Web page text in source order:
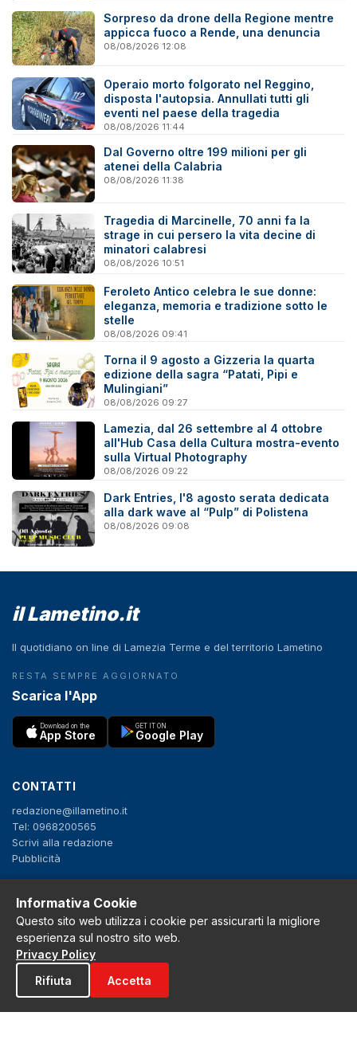
Sorpreso da drone della Regione mentre
appicca fuoco a Rende, una denuncia
08/08/2026 12:08
Operaio morto folgorato nel Reggino,
disposta l'autopsia. Annullati tutti gli
eventi nel paese della tragedia
08/08/2026 11:44
Dal Governo oltre 199 milioni per gli
atenei della Calabria
08/08/2026 11:38
Tragedia di Marcinelle, 70 anni fa la
strage in cui persero la vita decine di
minatori calabresi
08/08/2026 10:51
Feroleto Antico celebra le sue donne:
eleganza, memoria e tradizione sotto le
stelle
08/08/2026 09:41
Torna il 9 agosto a Gizzeria la quarta
edizione della sagra “Patati, Pipi e
Mulingiani”
08/08/2026 09:27
Lamezia, dal 26 settembre al 4 ottobre
all'Hub Casa della Cultura mostra-evento
sulla Virtual Photography
08/08/2026 09:22
Dark Entries, l'8 agosto serata dedicata
alla dark wave al “Pulp” di Polistena
08/08/2026 09:08
il Lametino.it
Il quotidiano on line di Lamezia Terme e del territorio Lametino
RESTA SEMPRE AGGIORNATO
Scarica l'App
Download on the
App Store
GET IT ON
Google Play
CONTATTI
redazione@illametino.it
Tel: 0968200565
Scrivi alla redazione
Pubblicità
SEGUICI
f X IG YT
Privacy Policy
Cookie Policy
Note legali
Informativa Cookie
Questo sito web utilizza i cookie per assicurarti la migliore
esperienza sul nostro sito web.
Privacy Policy
Rifiuta
Accetta